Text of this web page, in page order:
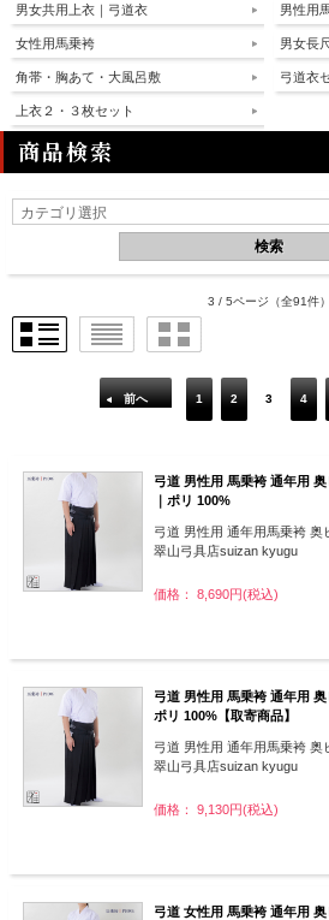
男女共用上衣｜弓道衣
女性用馬乗袴
角帯・胸あて・大風呂敷
上衣２・３枚セット
男性用
男女長
弓道衣
商品検索
3 / 5ページ （全91件）
前へ 1 2 3 4
弓道 男性用 馬乗袴 通年用
｜ポリ 100%
弓道 男性用 通年用馬乗袴 奥
翠山弓具店suizan kyugu
価格： 8,690円(税込)
弓道 男性用 馬乗袴 通年用
ポリ 100%【取寄商品】
弓道 男性用 通年用馬乗袴 奥
翠山弓具店suizan kyugu
価格： 9,130円(税込)
弓道 女性用 馬乗袴 通年用